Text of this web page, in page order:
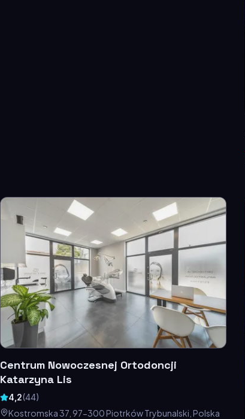
Centrum Nowoczesnej Ortodoncji
Katarzyna Lis
4,2(44)
Kostromska 37, 97-300 Piotrków Trybunalski, Polska